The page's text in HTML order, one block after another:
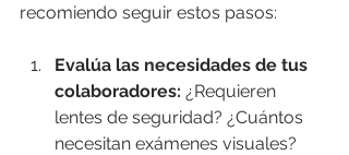
recomiendo seguir estos pasos:
Evalúa las necesidades de tus
colaboradores: ¿Requieren
lentes de seguridad? ¿Cuántos
necesitan exámenes visuales?